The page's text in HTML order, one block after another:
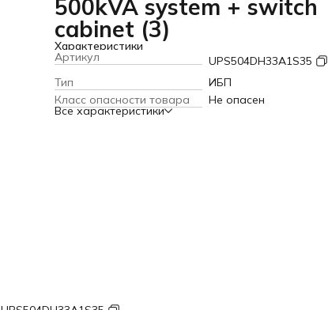
500kVA system + switch
cabinet (3)
Характеристики
Артикул
UPS504DH33A1S35
Тип
ИБП
Класс опасности товара
Не опасен
Все характеристики